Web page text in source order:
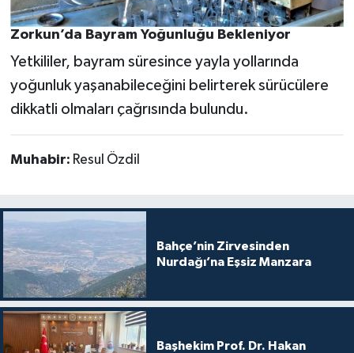
Zorkun’da Bayram Yoğunluğu Bekleniyor
Yetkililer, bayram süresince yayla yollarında
yoğunluk yaşanabileceğini belirterek sürücülere
dikkatli olmaları çağrısında bulundu.
Muhabir: Resul Özdil
Bahçe’nin Zirvesinden
Nurdağı’na Eşsiz Manzara
Başhekim Prof. Dr. Hakan